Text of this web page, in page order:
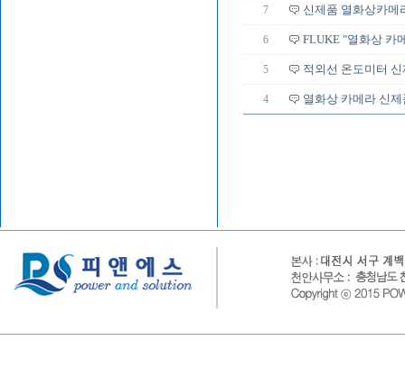
7 신제품 열화상카메
6 FLUKE "열화상 카
5 적외선 온도미터 신
4 열화상 카메라 신제